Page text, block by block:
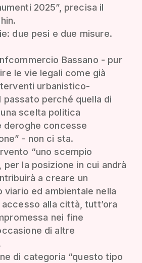
2025”, precisa il
due pesi e due misure.
Bassano - pur
le vie legali come già
urbanistico-
passato perché quella di
scelta politica
deroghe concesse
- non ci sta.
“uno scempio
la posizione in cui andrà
a creare un
viario ed ambientale nella
alla città, tutt’ora
nei fine
di altre
di categoria “questo tipo